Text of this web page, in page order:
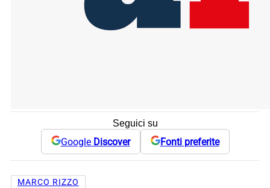
Seguici su
Google Discover Fonti preferite
MARCO RIZZO